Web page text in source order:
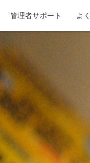
管理者サポート よ